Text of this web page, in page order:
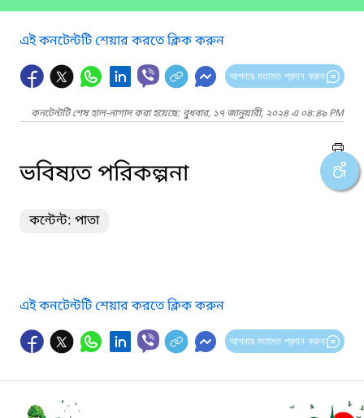
এই কনটেন্টটি শেয়ার করতে ক্লিক করুন
আপনার মতামত প্রদান করুন
কনটেন্টটি শেষ হাল-নাগাদ করা হয়েছে: বুধবার, ১৭ জানুয়ারী, ২০২৪ এ ০৪:৪৯ PM
ভবিষ্যত পরিকল্পনা
কন্টেন্ট: পাতা
এই কনটেন্টটি শেয়ার করতে ক্লিক করুন
আপনার মতামত প্রদান করুন